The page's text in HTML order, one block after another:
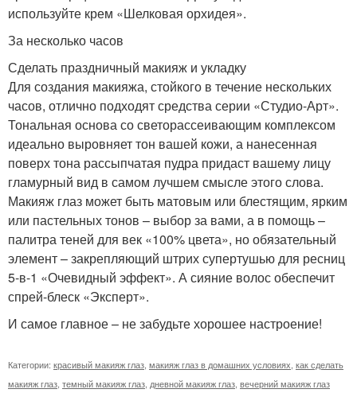
используйте крем «Шелковая орхидея».
За несколько часов
Сделать праздничный макияж и укладку
Для создания макияжа, стойкого в течение нескольких
часов, отлично подходят средства серии «Студио-Арт».
Тональная основа со светорассеивающим комплексом
идеально выровняет тон вашей кожи, а нанесенная
поверх тона рассыпчатая пудра придаст вашему лицу
гламурный вид в самом лучшем смысле этого слова.
Макияж глаз может быть матовым или блестящим, ярким
или пастельных тонов – выбор за вами, а в помощь –
палитра теней для век «100% цвета», но обязательный
элемент – закрепляющий штрих супертушью для ресниц
5-в-1 «Очевидный эффект». А сияние волос обеспечит
спрей-блеск «Эксперт».
И самое главное – не забудьте хорошее настроение!
Категории: красивый макияж глаз, макияж глаз в домашних условиях, как сделать
макияж глаз, темный макияж глаз, дневной макияж глаз, вечерний макияж глаз